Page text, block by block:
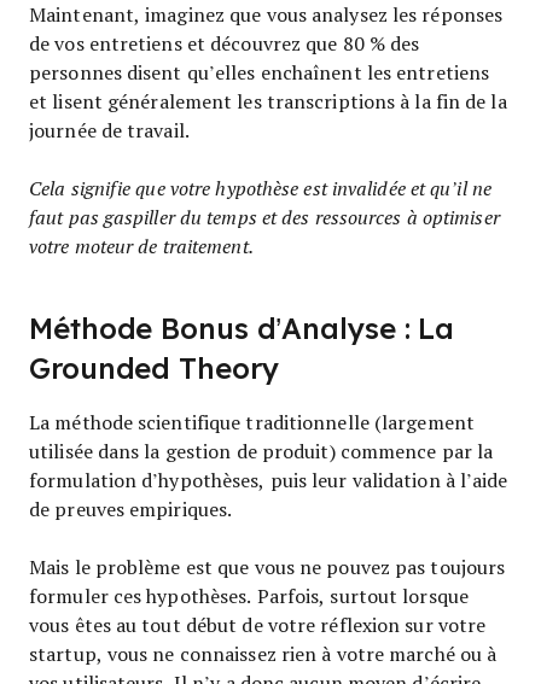
Maintenant, imaginez que vous analysez les réponses
de vos entretiens et découvrez que 80 % des
personnes disent qu’elles enchaînent les entretiens
et lisent généralement les transcriptions à la fin de la
journée de travail.
Cela signifie que votre hypothèse est invalidée et qu’il ne
faut pas gaspiller du temps et des ressources à optimiser
votre moteur de traitement.
Méthode Bonus d’Analyse : La
Grounded Theory
La méthode scientifique traditionnelle (largement
utilisée dans la gestion de produit) commence par la
formulation d’hypothèses, puis leur validation à l’aide
de preuves empiriques.
Mais le problème est que vous ne pouvez pas toujours
formuler ces hypothèses. Parfois, surtout lorsque
vous êtes au tout début de votre réflexion sur votre
startup, vous ne connaissez rien à votre marché ou à